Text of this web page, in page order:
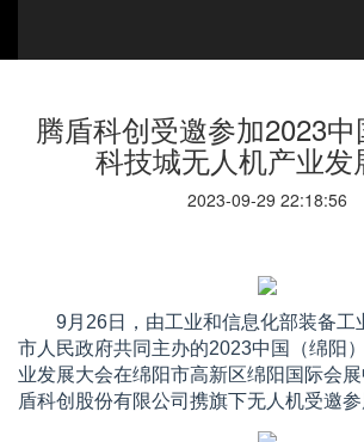
腾盾科创受邀参加2023中
科技城无人机产业发
2023-09-29 22:18:56
9月26日，由工业和信息化部装备工
市人民政府共同主办的2023中国（绵阳
业发展大会在绵阳市高新区绵阳国际会
盾科创股份有限公司携旗下无人机受邀参